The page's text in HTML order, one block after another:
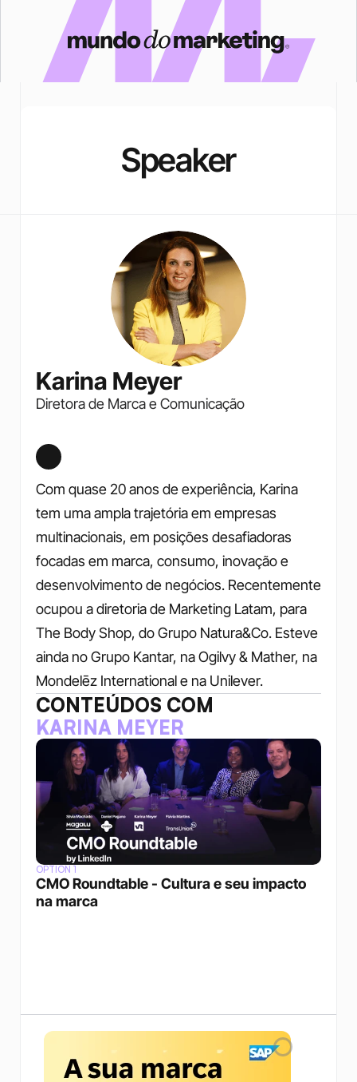
Speaker
Karina Meyer
Diretora de Marca e Comunicação
Com quase 20 anos de experiência, Karina
tem uma ampla trajetória em empresas
multinacionais, em posições desafiadoras
focadas em marca, consumo, inovação e
desenvolvimento de negócios. Recentemente
ocupou a diretoria de Marketing Latam, para
The Body Shop, do Grupo Natura&Co. Esteve
ainda no Grupo Kantar, na Ogilvy & Mather, na
Mondelēz International e na Unilever.
CONTEÚDOS COM
KARINA MEYER
OPTION 1
CMO Roundtable - Cultura e seu impacto
na marca